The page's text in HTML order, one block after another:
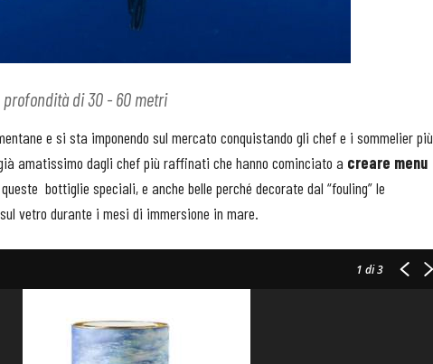
di 30 - 60 metri
e si sta imponendo sul mercato conquistando gli chef e i sommelier più
amatissimo dagli chef più raffinati che hanno cominciato a creare menu
bottiglie speciali, e anche belle perché decorate dal “fouling” le
vetro durante i mesi di immersione in mare.
1 di 3